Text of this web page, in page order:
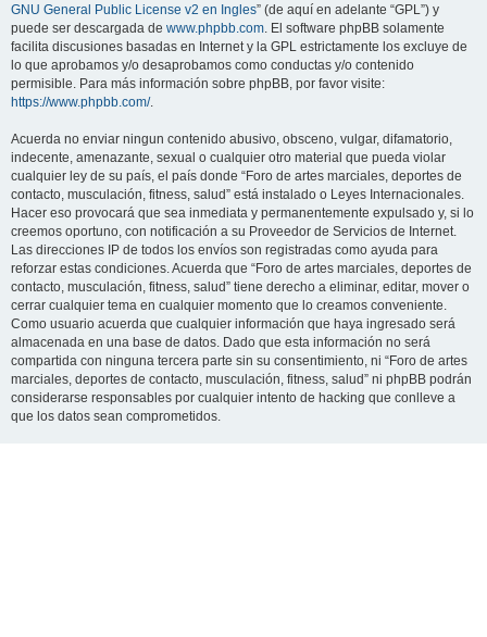
GNU General Public License v2 en Ingles” (de aquí en adelante “GPL”) y
puede ser descargada de www.phpbb.com. El software phpBB solamente
facilita discusiones basadas en Internet y la GPL estrictamente los excluye de
lo que aprobamos y/o desaprobamos como conductas y/o contenido
permisible. Para más información sobre phpBB, por favor visite:
https://www.phpbb.com/.
Acuerda no enviar ningun contenido abusivo, obsceno, vulgar, difamatorio,
indecente, amenazante, sexual o cualquier otro material que pueda violar
cualquier ley de su país, el país donde “Foro de artes marciales, deportes de
contacto, musculación, fitness, salud” está instalado o Leyes Internacionales.
Hacer eso provocará que sea inmediata y permanentemente expulsado y, si lo
creemos oportuno, con notificación a su Proveedor de Servicios de Internet.
Las direcciones IP de todos los envíos son registradas como ayuda para
reforzar estas condiciones. Acuerda que “Foro de artes marciales, deportes de
contacto, musculación, fitness, salud” tiene derecho a eliminar, editar, mover o
cerrar cualquier tema en cualquier momento que lo creamos conveniente.
Como usuario acuerda que cualquier información que haya ingresado será
almacenada en una base de datos. Dado que esta información no será
compartida con ninguna tercera parte sin su consentimiento, ni “Foro de artes
marciales, deportes de contacto, musculación, fitness, salud” ni phpBB podrán
considerarse responsables por cualquier intento de hacking que conlleve a
que los datos sean comprometidos.